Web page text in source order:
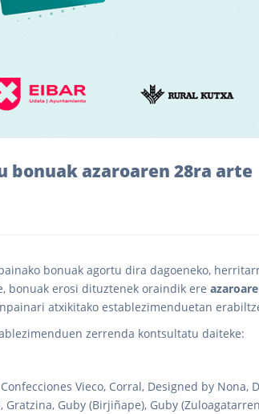
azaroaren 28ra arte
bonuak agortu dira dagoeneko,
bonuak erosi dituztenek oraindik ere
atxikitako establezimenduetan
zerrenda kontsultatu daiteke:
Vieco, Corral, Designed by Nona,
Gratzina, Guby (Birjiñape), Guby